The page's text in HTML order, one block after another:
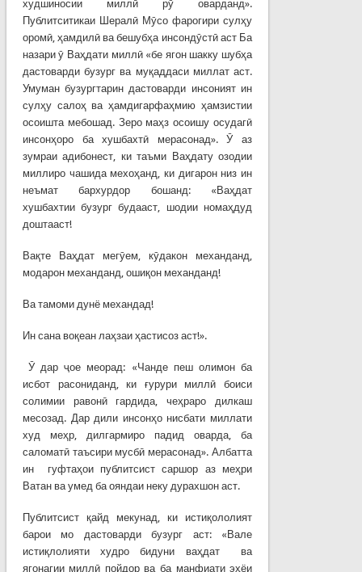
худшиносии миллӣ рӯ оварданд».
Публитситикаи Шералӣ Мӯсо фарогири сулҳу
оромӣ, ҳамдилӣ ва бешубҳа инсондӯстӣ аст Ба
назари ӯ Ваҳдати миллӣ «бе ягон шакку шубҳа
дастоварди бузург ва муқаддаси миллат аст.
Умуман бузургтарин дастоварди инсоният ин
сулҳу салоҳ ва ҳамдигарфаҳмию ҳамзистии
осоишта мебошад. Зеро маҳз осоишу осудагӣ
инсонҳоро ба хушбахтӣ мерасонад». Ӯ аз
зумраи адибонест, ки таъми Ваҳдату озодии
миллиро чашида мехоҳанд, ки дигарон низ ин
неъмат бархурдор бошанд: «Ваҳдат
хушбахтии бузург будааст, шодии номаҳдуд
доштааст!
Вақте Ваҳдат мегӯем, кӯдакон механданд,
модарон механданд, ошиқон механданд!
Ва тамоми дунё механдад!
Ин сана воқеан лаҳзаи ҳастисоз аст!».
Ӯ дар ҷое меорад: «Чанде пеш олимон ба
исбот расониданд, ки ғурури миллӣ боиси
солимии равонӣ гардида, чеҳраро дилкаш
месозад. Дар дили инсонҳо нисбати миллати
худ меҳр, дилгармиро падид оварда, ба
саломатӣ таъсири мусбӣ мерасонад». Албатта
ин гуфтаҳои публитсист саршор аз меҳри
Ватан ва умед ба ояндаи неку дурахшон аст.
Публитсист қайд мекунад, ки истиқололият
барои мо дастоварди бузург аст: «Вале
истиқлолияти худро бидуни ваҳдат ва
ягонагии миллӣ пойдор ва ба манфиати эҳёи